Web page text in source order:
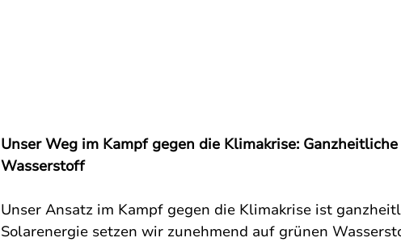
Unser Weg im Kampf gegen die Klimakrise:
Wasserstoff
Unser Ansatz im Kampf gegen die Klimakrise ist
Solarenergie setzen wir zunehmend auf grünen